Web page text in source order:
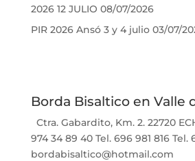
2026 12 JULIO 08/07/2026
PIR 2026 Ansó 3 y 4 julio 03/07/
Borda Bisaltico en Valle
Ctra. Gabardito, Km. 2. 22720
974 34 89 40 Tel. 696 981 816 Tel.
bordabisaltico@hotmail.com